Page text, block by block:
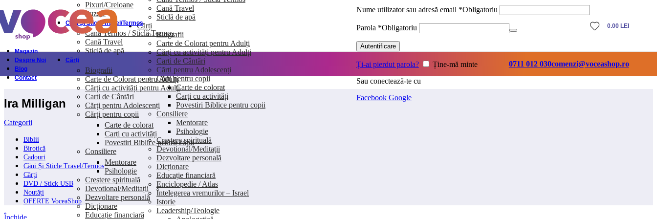
Skip to navigationSkip to main content
Cană Travel
Sticlă de apă
Cărți
Biografii
Carte de Colorat pentru Adulți
Cărți cu activități pentru Adulți
Carti de Cântări
Cărți pentru Adolescenți
Cărți pentru copii
Carte de colorat
Carți cu activități
Povestiri Biblice pentru copii
Consiliere
Mentorare
Psihologie
Creștere spirituală
Devotional/Meditații
Dezvoltare personală
Dicționare
Educație financiară
Enciclopedie / Atlas
Întelegerea vremurilor – Israel
Istorie
Leadership/Teologie
Nume utilizator sau adresă email *Obligatoriu
Parola *Obligatoriu
Autentificare
Ți-ai pierdut parola?
Ține-mă minte
Sau conectează-te cu
Facebook Google
0.00 LEI
Magazin
Despre Noi
Blog
Contact
Pixuri/Creioane
Puzzle
Căni Și Sticle Travel/Termos
Cană Termos / Sticlă Termos
Cană Travel
Sticlă de apă
Cărți
Biografii
Carte de Colorat pentru Adulți
Cărți cu activități pentru Adulți
Carti de Cântări
Cărți pentru Adolescenți
Cărți pentru copii
Carte de colorat
Carți cu activități
Povestiri Biblice pentru copii
Consiliere
Mentorare
Psihologie
Creștere spirituală
Devotional/Meditații
Dezvoltare personală
Dicționare
Educație financiară
0711 012 030comenzi@voceashop.ro
Ira Milligan
Categorii
Biblii
Birotică
Cadouri
Căni Și Sticle Travel/Termos
Cărți
DVD / Stick USB
Noutăți
OFERTE VoceaShop